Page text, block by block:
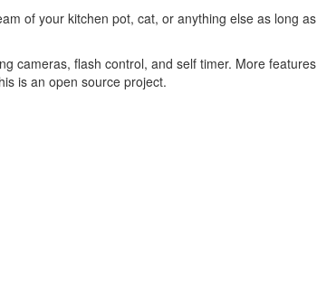
of your kitchen pot, cat, or anything else as long as
cameras, flash control, and self timer. More features
is an open source project.